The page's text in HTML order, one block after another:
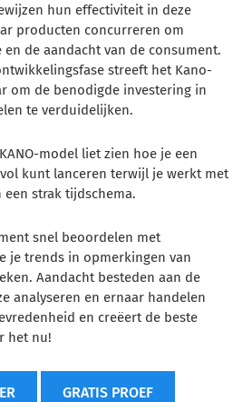
hun effectiviteit in deze
producten concurreren om
de aandacht van de consument.
streeft het Kano-
om de benodigde investering in
te verduidelijken.
model liet zien hoe je een
kunt lanceren terwijl je werkt met
strak tijdschema.
snel beoordelen met
je trends in opmerkingen van
Aandacht besteden aan de
analyseren en ernaar handelen
en creëert de beste
het nu!
GRATIS PROEF